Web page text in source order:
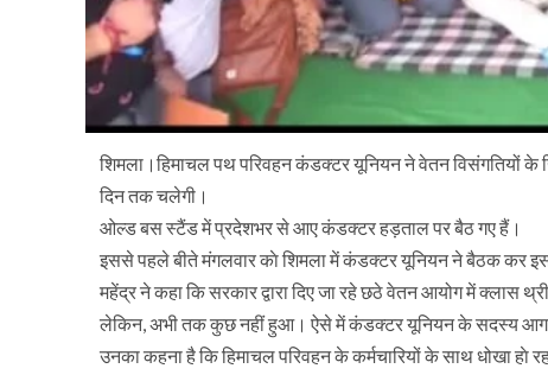
शिमला।हिमाचल पथ परिवहन कंडक्टर यूनियन ने वेतन
दिन तक चलेगी।
ओल्ड बस स्टैंड में प्रदेशभर से आए कंडक्टर हड़ताल पर बैठ गए हैं।
इससे पहले बीते मंगलवार काे शिमला में कंडक्टर यूनियन ने बैठक कर
महेंद्र ने कहा कि सरकार द्वारा दिए जा रहे छठे वेतन आयोग में क्लास
लेकिन, अभी तक कुछ नहीं हुआ। ऐसे में कंडक्टर यूनियन के सदस्य
उनका कहना है कि हिमाचल परिवहन के कर्मचारियों के साथ धोखा